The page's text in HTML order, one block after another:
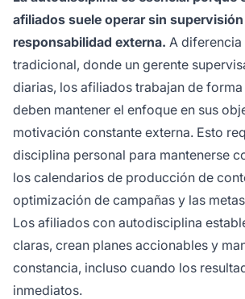
afiliados suele operar sin
responsabilidad externa. A diferencia
tradicional, donde un gerente
diarias, los afiliados trabajan de
deben mantener el enfoque en sus
motivación constante externa. Esto
disciplina personal para mantenerse
los calendarios de producción de
optimización de campañas y las
Los afiliados con autodisciplina
claras, crean planes accionables y
constancia, incluso cuando los
inmediatos.